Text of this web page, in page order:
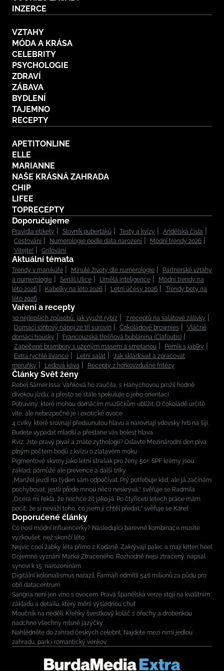
INZERCE
VZTAHY
MÓDA A KRÁSA
CELEBRITY
PSYCHOLOGIE
ZDRAVÍ
ZÁBAVA
BYDLENÍ
TAJEMNO
RECEPTY
APETITONLINE
ELLE
MARIANNE
NAŠE KRÁSNÁ ZAHRADA
CHIP
LIFEE
TOPRECEPTY
Doporučujeme
Pravidla etikety Slovník puberťáků Testy a kvízy
Andělská čísla
Cestování
Numerologie podle data narození
Módní trendy 2026
Vítejte!
Grilování
Aktuální témata
Trendy v manikúře Minulé životy dle numerologie
Partnerské vztahy
a numerologie
Seriál Ulice Umělá inteligence
Módní trendy na
léto 2026
Kabelky na léto 2026 Letní účesy 2026
Trendy boty na
léto 2026
Vaření a recepty
30 nejlepších způsobů, jak využít rybíz
7 receptů na salátové zálivky
Domácí iontový nápoj ze tří surovin
Čokoládové brownies
Vláčné
domácí housky
Francouzská třešňová bublanina (Clafoutis)
Zapečené brambory s uzeným masem a smetanou
Perník s jablky
Extra rychlé lívance
Letní salát
Jak skladovat a zpracovat
meruňky
Ledová káva Recepty z horkovzdušné fritézy
Články Svět ženy
Rebel Sámer Issa: Vaňková ho zaučila, s Hanychovou prožil hodně
divokou jízdu, a přesto se stále spekuluje o jeho orientaci
Potraviny, které mohou domácím mazlíčkům ublížit: O čokoládě určitě
víte, ale nebezpečné je i exotické ovoce
4 cviky, které srovnají předsunutou hlavu a narovnají vdovský hrb na šíji.
Budete vypadat mladší a přestane vás bolest hlava
Kvíz: Jste pravý pivař a znáte zythologii? Oslavte Mezinárodní den piva
plným počtem bodů z kvízu o zlatavém moku
Pigmentové skvrny jako letní strašák pro ženy 50+: SPF krémy jsou
základ, pomůže ale prevence a další triky
„Manžel jezdí na týden sám odpočívat. Prý potřebuje klid, ale já začínám
pochybovat, jestli přede mnou něco neskrývá,“ svěřuje se Radmila
„Dcera mi řekla, že nechce žít jako já. Po čtyřiceti letech práce mám
pocit, že si neváží toho, co jsem jí chtěl předat,“ svěřuje se Karel
Doporučené články
Co nosí módní influencerky? Následující barevné kombinace musíte
vyzkoušet, než skončí léto
Nejvíc cool žabky léta přímo z Kodaně. Zakrývají palec a mají kitten heel
Dojemné vyznání Marka Ztraceného: Rozhodně nejsi ztracený, napsal
synovi k 15. narozeninám
Digitální kolonialismus narazil. Farmáři odmítli 546 milionů za půdu pro
obří datacentrum
Sangria není jen víno s ovocem. Pravá španělská verze stojí na kvalitním
základu a detailu, který mění výslednou chuť
Moučník na neděli: Křehký švestkový koláč s ořechy a drobenkou
nadchne všechny mlsné jazýčky
Nahlédněte do zahrad českých celebrit. Najdete mezi nimi jedlou
zahradu, park i romantický venkov